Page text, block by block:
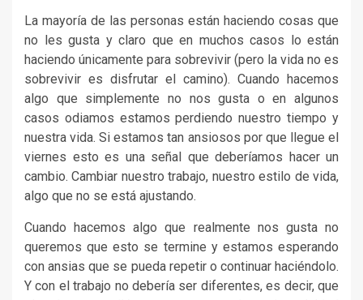
La mayoría de las personas están haciendo cosas que
no les gusta y claro que en muchos casos lo están
haciendo únicamente para sobrevivir (pero la vida no es
sobrevivir es disfrutar el camino). Cuando hacemos
algo que simplemente no nos gusta o en algunos
casos odiamos estamos perdiendo nuestro tiempo y
nuestra vida. Si estamos tan ansiosos por que llegue el
viernes esto es una señal que deberíamos hacer un
cambio. Cambiar nuestro trabajo, nuestro estilo de vida,
algo que no se está ajustando.
Cuando hacemos algo que realmente nos gusta no
queremos que esto se termine y estamos esperando
con ansias que se pueda repetir o continuar haciéndolo.
Y con el trabajo no debería ser diferentes, es decir, que